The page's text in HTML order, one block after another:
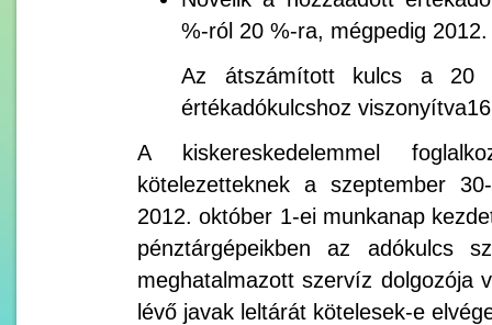
%-ról 20 %-ra, mégpedig
Az átszámított kulcs a 20
értékadókulcshoz
A kiskereskedelemmel
kötelezetteknek a szeptember
2012. október 1-ei munkanap
pénztárgépeikben az adókulcs
meghatalmazott szervíz dolgozója
lévő javak leltárát kötelesek-e